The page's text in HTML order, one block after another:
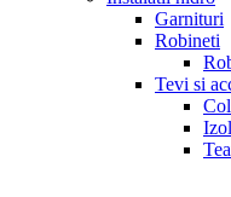
Garnituri
Robineti
Tevi si